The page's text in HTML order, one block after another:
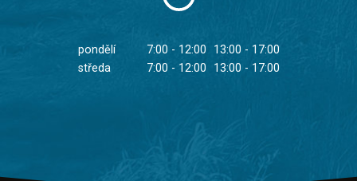
pondělí 7:00 - 12:00
13:00 - 17:00
středa
7:00 - 12:00 13:00 - 17:00